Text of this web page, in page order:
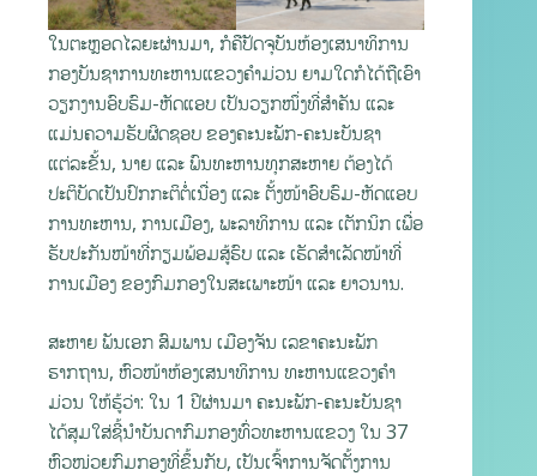
ໃນຕະຫຼອດໄລຍະຜ່ານມາ, ກໍຄືປັດຈຸບັນຫ້ອງເສນາທິການ
ກອງບັນຊາການທະຫານແຂວງຄຳມ່ວນ ຍາມໃດກໍໄດ້ຖືເອົາ
ວຽກງານອົບຮົມ-ຫັດແອບ ເປັນວຽກໜຶ່ງທີ່ສໍາຄັນ ແລະ
ແມ່ນຄວາມຮັບຜິດຊອບ ຂອງຄະນະພັກ-ຄະນະບັນຊາ
ແຕ່ລະຂັ້ນ, ນາຍ ແລະ ພົນທະຫານທຸກສະຫາຍ ຕ້ອງໄດ້
ປະຕິບັດເປັນປົກກະຕິຕໍ່ເນື່ອງ ແລະ ຕັ້ງໜ້າອົບຮົມ-ຫັດແອບ
ການທະຫານ, ການເມືອງ, ພະລາທິການ ແລະ ເຕັກນິກ ເພື່ອ
ຮັບປະກັນໜ້າທີ່ກຽມພ້ອມສູ້ຮົບ ແລະ ເຮັດສຳເລັດໜ້າທີ່
ການເມືອງ ຂອງກົມກອງໃນສະເພາະໜ້າ ແລະ ຍາວນານ.
ສະຫາຍ ພັນເອກ ສົມພານ ເມືອງຈັນ ເລຂາຄະນະພັກ
ຮາກຖານ, ຫົວໜ້າຫ້ອງເສນາທິການ ທະຫານແຂວງຄຳ
ມ່ວນ ໃຫ້ຮູ້ວ່າ: ໃນ 1 ປີຜ່ານມາ ຄະນະພັກ-ຄະນະບັນຊາ
ໄດ້ສຸມໃສ່ຊີ້ນໍາບັນດາກົມກອງທົ່ວທະຫານແຂວງ ໃນ 37
ຫົວໜ່ວຍກົມກອງທີ່ຂຶ້ນກັບ, ເປັນເຈົ້າການຈັດຕັ້ງການ